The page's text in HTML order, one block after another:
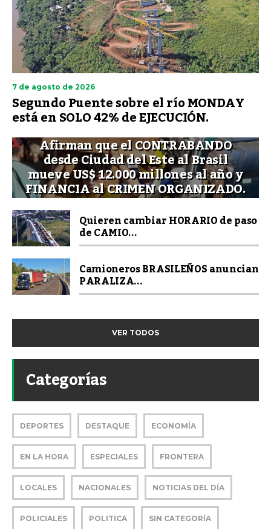
7 de agosto de 2026
Segundo Puente sobre el río MONDAY
está en SOLO 42% de EJECUCIÓN.
Afirman que el CONTRABANDO
desde Ciudad del Este al Brasil
mueve US$ 12.000 millones al año y
FINANCIA al CRIMEN ORGANIZADO.
Quieren cambiar HORARIO de paso
de CAMIO...
Camioneros BRASILEÑOS anuncian
PARALIZA...
VER TODOS
Categorías
DEPORTES DESTAQUE ECONOMÍA
EN LA HORA ESPECIALES FRONTERA
LOCALES NACIONALES NOTICIAS DEL DÍA
POLICIALES POLITICA SIN CATEGORÍA